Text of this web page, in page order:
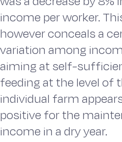
income per worker.
however conceals a
variation among
aiming at self-
feeding at the level of
individual farm
positive for the
income in a dry year.